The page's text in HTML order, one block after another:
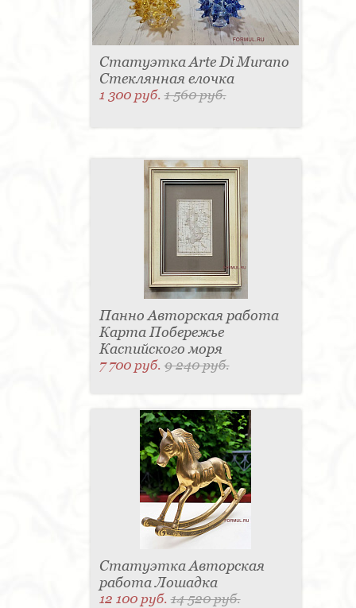
Статуэтка Arte Di Murano
Стеклянная елочка
1 300 руб.1 560 руб.
Панно Авторская работа
Карта Побережье
Каспийского моря
7 700 руб.9 240 руб.
Статуэтка Авторская
работа Лошадка
12 100 руб.14 520 руб.